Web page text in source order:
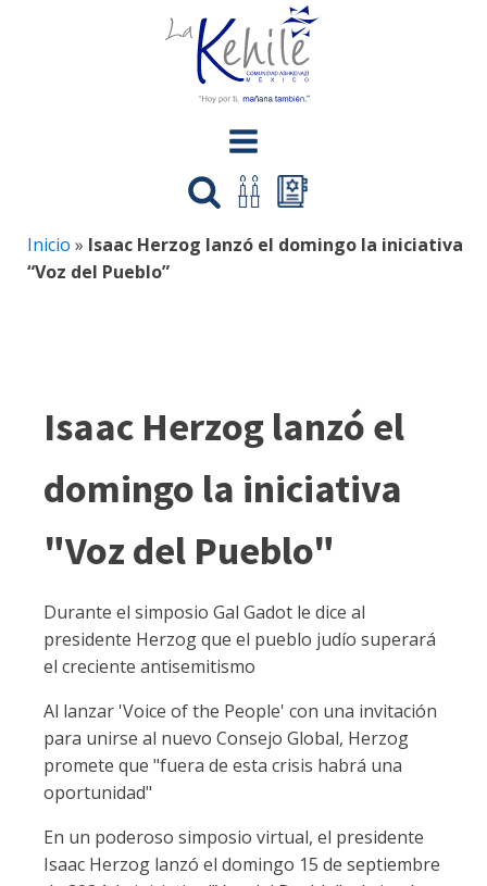
Inicio » Isaac Herzog lanzó el domingo la iniciativa
“Voz del Pueblo”
Isaac Herzog lanzó el
domingo la iniciativa
"Voz del Pueblo"
Durante el simposio Gal Gadot le dice al
presidente Herzog que el pueblo judío superará
el creciente antisemitismo
Al lanzar 'Voice of the People' con una invitación
para unirse al nuevo Consejo Global, Herzog
promete que "fuera de esta crisis habrá una
oportunidad"
En un poderoso simposio virtual, el presidente
Isaac Herzog lanzó el domingo 15 de septiembre